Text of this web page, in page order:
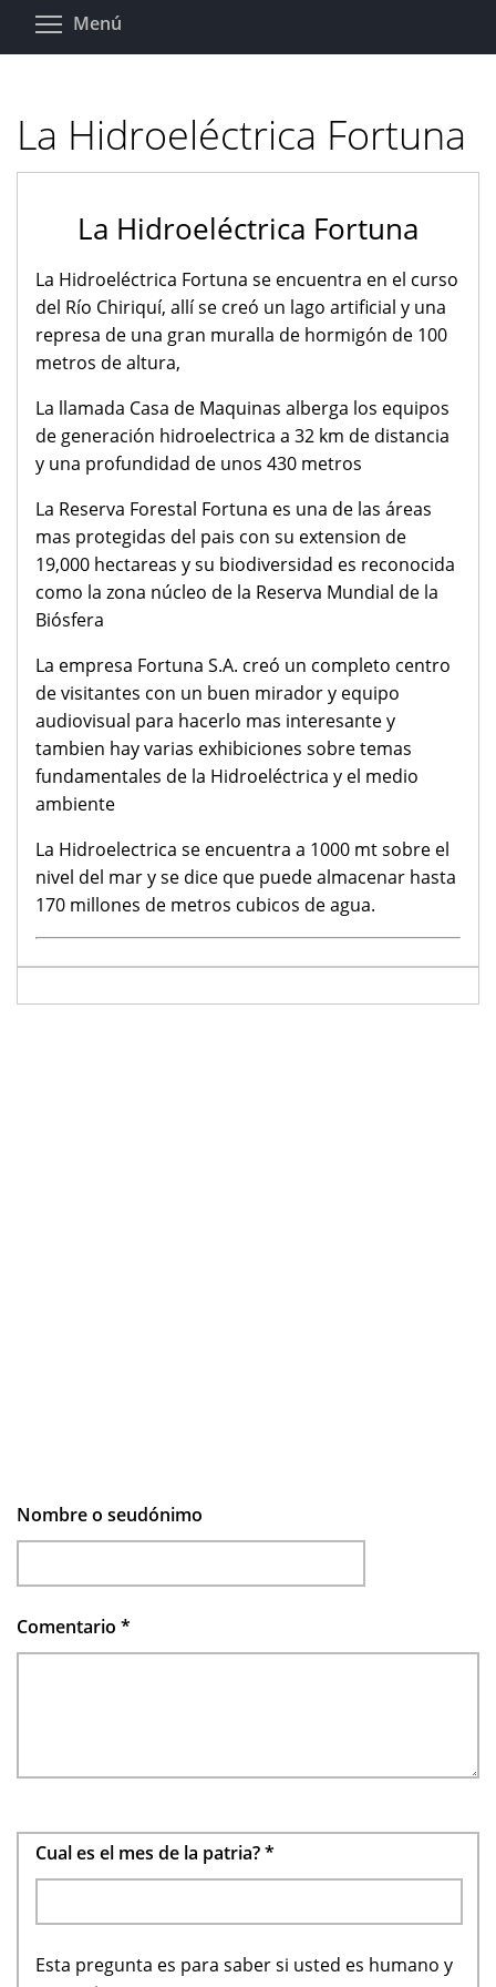
Pasar
Menú
La Hidroeléctrica Fortuna
La Hidroeléctrica Fortuna
La Hidroeléctrica Fortuna se encuentra en el curso
del Río Chiriquí, allí se creó un lago artificial y una
represa de una gran muralla de hormigón de 100
metros de altura,
La llamada Casa de Maquinas alberga los equipos
de generación hidroelectrica a 32 km de distancia
y una profundidad de unos 430 metros
La Reserva Forestal Fortuna es una de las áreas
mas protegidas del pais con su extension de
19,000 hectareas y su biodiversidad es reconocida
como la zona núcleo de la Reserva Mundial de la
Biósfera
La empresa Fortuna S.A. creó un completo centro
de visitantes con un buen mirador y equipo
audiovisual para hacerlo mas interesante y
tambien hay varias exhibiciones sobre temas
fundamentales de la Hidroeléctrica y el medio
ambiente
La Hidroelectrica se encuentra a 1000 mt sobre el
nivel del mar y se dice que puede almacenar hasta
170 millones de metros cubicos de agua.
Nombre o seudónimo
Comentario *
Cual es el mes de la patria?*
Esta pregunta es para saber si usted es humano y